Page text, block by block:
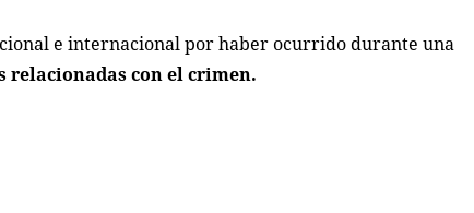
e internacional por haber ocurrido durante una
relacionadas con el crimen.